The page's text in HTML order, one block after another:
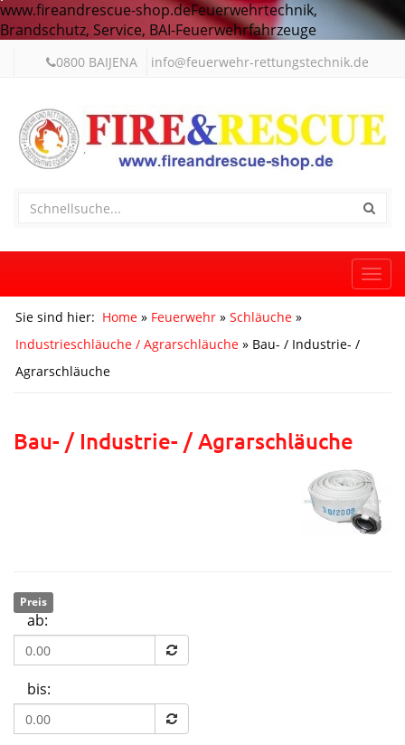
www.fireandrescue-shop.deFeuerwehrtechnik,
Brandschutz, Service, BAI-Feuerwehrfahrzeuge
0800 BAIJENA info@feuerwehr-rettungstechnik.de
Sie sind hier: Home » Feuerwehr » Schläuche »
Industrieschläuche / Agrarschläuche » Bau- / Industrie- /
Agrarschläuche
Bau- / Industrie- / Agrarschläuche
Preis
ab:
bis: